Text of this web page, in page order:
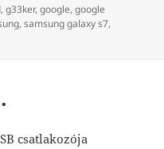
,g33ker,google,google
,samsung galaxy s7,
csatlakozója